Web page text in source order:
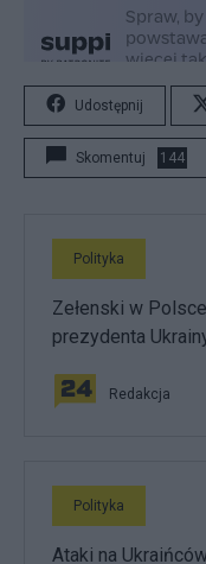
Udostępnij
Skomentuj 144
Polityka
Zełenski w
prezydenta
Redakcja
Polityka
Ataki na